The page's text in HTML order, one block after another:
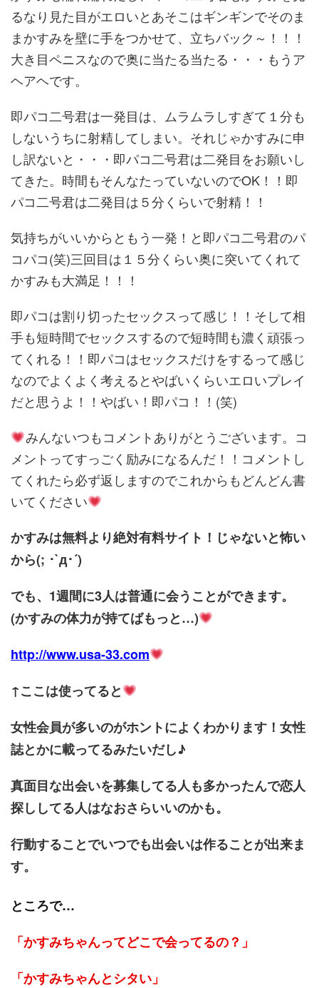
るなり見た目がエロいとあそこはギンギンでそのま
まかすみを壁に手をつかせて、立ちバック～！！！
大き目ペニスなので奥に当たる当たる・・・もうア
ヘアヘです。
即パコ二号君は一発目は、ムラムラしすぎて１分も
しないうちに射精してしまい。それじゃかすみに申
し訳ないと・・・即パコ二号君は二発目をお願いし
てきた。時間もそんなたっていないのでOK！！即
パコ二号君は二発目は５分くらいで射精！！
気持ちがいいからともう一発！と即パコ二号君のパ
コパコ(笑)三回目は１５分くらい奥に突いてくれて
かすみも大満足！！！
即パコは割り切ったセックスって感じ！！そして相
手も短時間でセックスするので短時間も濃く頑張っ
てくれる！！即パコはセックスだけをするって感じ
なのでよくよく考えるとやばいくらいエロいプレイ
だと思うよ！！やばい！即パコ！！(笑)
みんないつもコメントありがとうございます。コ
メントってすっごく励みになるんだ！！コメントし
てくれたら必ず返しますのでこれからもどんどん書
いてください
かすみは無料より絶対有料サイト！じゃないと怖い
から(; ･`д･´)
でも、1週間に3人は普通に会うことができます。
(かすみの体力が持てばもっと…)
http://www.usa-33.com
↑ここは使ってると
女性会員が多いのがホントによくわかります！女性
誌とかに載ってるみたいだし♪
真面目な出会いを募集してる人も多かったんで恋人
探ししてる人はなおさらいいのかも。
行動することでいつでも出会いは作ることが出来ま
す。
ところで…
「かすみちゃんってどこで会ってるの？」
「かすみちゃんとシタい」